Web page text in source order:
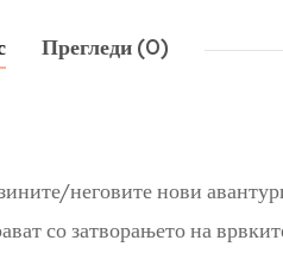
Прегледи (0)
неговите нови
со затворањето на